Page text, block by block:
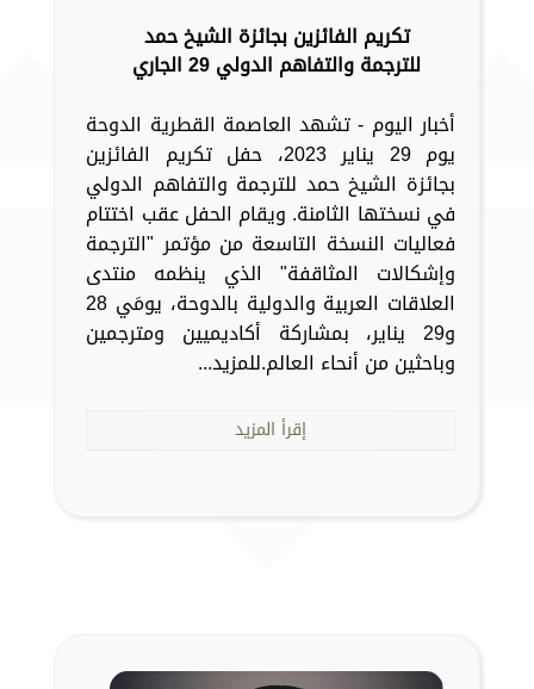
تكريم الفائزين بجائزة الشيخ حمد
للترجمة والتفاهم الدولي 29 الجاري
أخبار اليوم - تشهد العاصمة القطرية الدوحة
يوم 29 يناير 2023، حفل تكريم الفائزين
بجائزة الشيخ حمد للترجمة والتفاهم الدولي
في نسختها الثامنة. ويقام الحفل عقب اختتام
فعاليات النسخة التاسعة من مؤتمر "الترجمة
وإشكالات المثاقفة" الذي ينظمه منتدى
العلاقات العربية والدولية بالدوحة، يومَي 28
و29 يناير، بمشاركة أكاديميين ومترجمين
وباحثين من أنحاء العالم.للمزيد...
إقرأ المزيد